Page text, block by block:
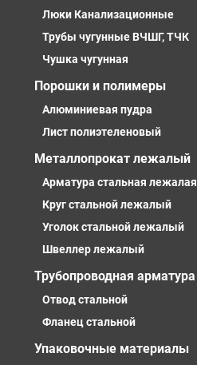
Люки Канализационные
Трубы чугунные ВЧШГ, ТЧК
Чушка чугунная
Порошки и полимеры
Алюминиевая пудра
Лист полиэтеленовый
Металлопрокат лежалый
Арматура стальная лежалая
Круг стальной лежалый
Уголок стальной лежалый
Швеллер лежалый
Трубопроводная арматура
Отвод стальной
Фланец стальной
Упаковочные материалы